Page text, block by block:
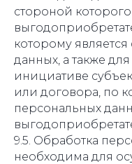
стороной
которому
данных, а также
инициативе
или договора, по
персональных
9.5. Обработка
необходима для